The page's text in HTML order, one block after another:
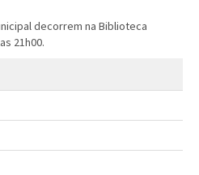
decorrem na Biblioteca
21h00.